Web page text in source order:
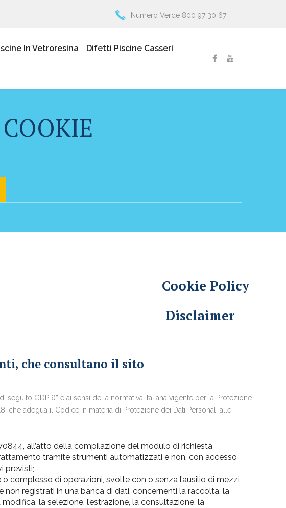
Numero Verde 800 97 30 67
In Vetroresina Difetti Piscine Casseri
Cookie Policy
Disclaimer
che consultano il sito
seguito GDPR)” e ai sensi della normativa italiana vigente per la Protezione
che adegua il Codice in materia di Protezione dei Dati Personali alle
all’atto della compilazione del modulo di richiesta
tramite strumenti automatizzati e non, con accesso
previsti;
complesso di operazioni, svolte con o senza l’ausilio di mezzi
registrati in una banca di dati, concernenti la raccolta, la
la selezione, l’estrazione, la consultazione, la